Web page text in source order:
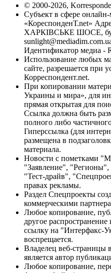
© 2000-2026,
Субъект в сфере
«КореспонденТ.net»
ХАРКІВСЬКЕ ШОСЕ,
Идентификатор медиа -
Использование любых
сайте, разрешается при
Корреспондент.net.
При копировании
Украины и мира», для
прямая открытая для
Ссылка должна быть
полного либо
Гиперссылка (для
размещена в
материала.
Новости с пометками
"Заявление",
"Тест-драйв",
правах рекламы.
Раздел Спецпроекты
коммерческими
Любое копирование,
другое
ссылку на "Интерфакс-
воспрещается.
Владелец веб-страницы
является автор
Любое копирование,